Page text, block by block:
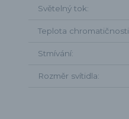
Světelný tok
Teplota chromatičnosti
Stmívání
Rozměr svítidla